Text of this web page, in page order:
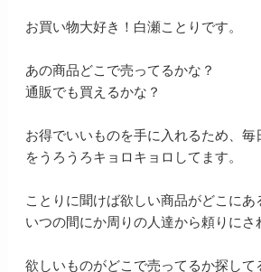
お買い物大好き！白瀬ことりです。
あの商品どこで売ってるかな？
通販でも買えるかな？
お得でいいものを手に入れるため、毎
をうろうろキョロキョロしてます。
ことりに聞けば欲しい商品がどこにあ
いつの間にか周りの人達から頼りにさ
欲しいものがどこで売ってるか探して